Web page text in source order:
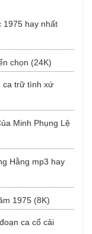
1975 hay nhất
chọn (24K)
ca trữ tình xứ
Minh Phụng Lệ
Hằng mp3 hay
1975 (8K)
ca cổ cải